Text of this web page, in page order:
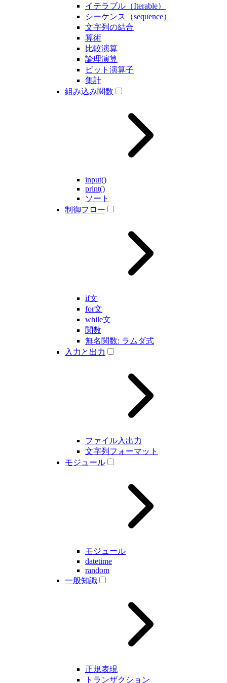
イテラブル（Iterable）
シーケンス（sequence）
文字列の結合
算術
比較演算
論理演算
ビット演算子
集計
組み込み関数
input()
print()
ソート
制御フロー
if文
for文
while文
関数
無名関数: ラムダ式
入力と出力
ファイル入出力
文字列フォーマット
モジュール
モジュール
datetime
random
一般知識
正規表現
トランザクション